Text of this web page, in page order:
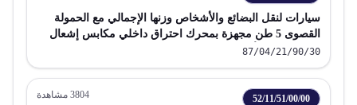
سيارات لنقل البضائع والأشخاص وزنها الإجمالي مع الحمولة
القصوى 5 طن مجهزة بمحرك احتراق داخلي مكابس إشعال
بالضغط ديزل أو نصف ديزل
87/04/21/90/30
52/11/51/00/00
3804 مشاهدة